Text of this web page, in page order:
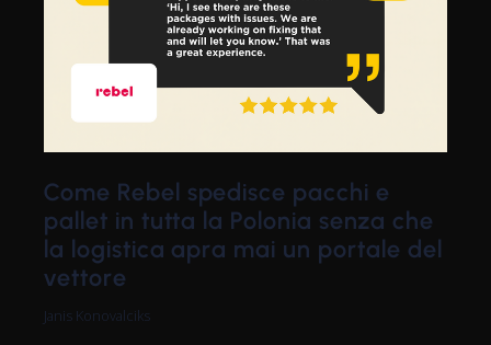
Come Rebel spedisce pacchi e
pallet in tutta la Polonia senza che
la logistica apra mai un portale del
vettore
Janis Konovalciks